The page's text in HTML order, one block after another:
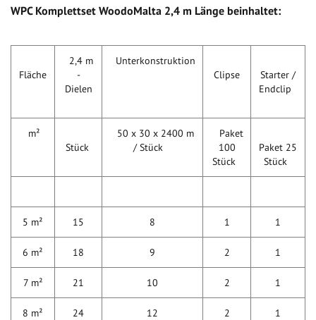
WPC Komplettset WoodoMalta 2,4 m Länge beinhaltet:
Fläche
2,4 m
-
Dielen
Unterkonstruktion
Clipse
Starter /
Endclip
m²
Stück
50 x 30 x 2400 m
/ Stück
Paket
100
Stück
Paket 25
Stück
5 m² 15 8 1 1
6 m² 18 9 2 1
7 m² 21 10 2 1
8 m² 24 12 2 1